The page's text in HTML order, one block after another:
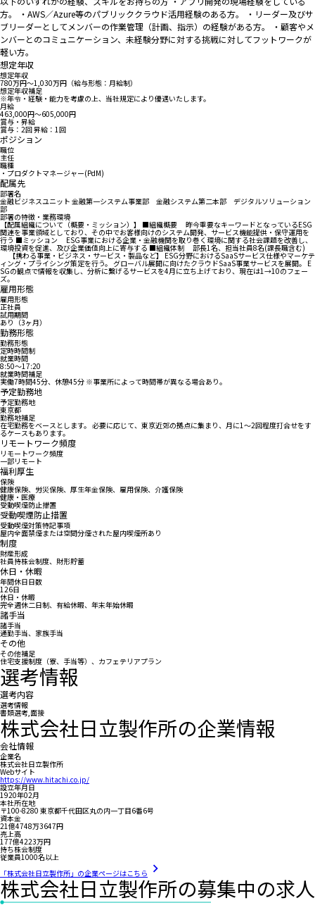
方。 ・AWS／Azure等のパブリッククラウド活用経験のある方。 ・リーダー及びサ
ブリーダーとしてメンバーの作業管理（計画、指示）の経験がある方。 ・顧客やメ
ンバーとのコミュニケーション、未経験分野に対する挑戦に対してフットワークが
軽い方。
想定年収
想定年収
780万円〜1,030万円（給与形態：月給制）
想定年収補足
※年令・経験・能力を考慮の上、当社規定により優遇いたします。
月給
463,000円〜605,000円
賞与・昇給
賞与：2回 昇給：1回
ポジション
職位
主任
職種
・プロダクトマネージャー(PdM)
配属先
部署名
金融ビジネスユニット 金融第一システム事業部 金融システム第二本部 デジタルソリューション
部
部署の特徴・業務環境
【配属組織について（概要・ミッション）】 ■組織概要 昨今重要なキーワードとなっているESG
関連を事業領域としており、その中でお客様向けのシステム開発、サービス機能提供・保守運用を
行う ■ミッション ESG事業における企業・金融機関を取り巻く環境に関する社会課題を改善し、
環境投資を促進、及び企業価値向上に寄与する ■組織体制 部長1名、担当社員8名(課長職含む)
【携わる事業・ビジネス・サービス・製品など】 ESG分野におけるSaaSサービス仕様やマーケテ
ィング・プライシング策定を行う。 グローバル展開に向けたクラウドSaaS事業サービスを展開。 E
SGの観点で情報を収集し、分析に繋げるサービスを4月に立ち上げており、現在は1→10のフェー
ズ。
雇用形態
雇用形態
正社員
試用期間
あり（3ヶ月）
勤務形態
勤務形態
定時時間制
就業時間
8:50〜17:20
就業時間補足
実働7時間45分、休憩45分 ※事業所によって時間帯が異なる場合あり。
予定勤務地
予定勤務地
東京都
勤務地補足
在宅勤務をベースとします。 必要に応じて、東京近郊の拠点に集まり、月に1～2回程度打合せをす
るケースもあります。
リモートワーク頻度
リモートワーク頻度
一部リモート
福利厚生
保険
健康保険、労災保険、厚生年金保険、雇用保険、介護保険
健康・医療
受動喫煙防止措置
受動喫煙防止措置
受動喫煙対策特記事項
屋内全面禁煙または空間分煙された屋内喫煙所あり
制度
財産形成
社員持株会制度、財形貯蓄
休日・休暇
年間休日日数
126日
休日・休暇
完全週休二日制、有給休暇、年末年始休暇
諸手当
諸手当
通勤手当、家族手当
その他
その他補足
住宅支援制度（寮、手当等）、カフェテリアプラン
選考情報
選考内容
選考情報
書類選考,面接
株式会社日立製作所の企業情報
会社情報
企業名
株式会社日立製作所
Webサイト
https://www.hitachi.co.jp/
設立年月日
1920年02月
本社所在地
〒100-8280 東京都千代田区丸の内一丁目6番6号
資本金
21億4748万3647円
売上高
177億4223万円
持ち株会制度
従業員1000名以上
「株式会社日立製作所」の企業ページはこちら
株式会社日立製作所の募集中の求人